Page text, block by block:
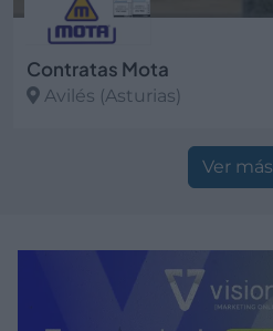
Contratas Mota
Avilés (Asturias)
Ver más